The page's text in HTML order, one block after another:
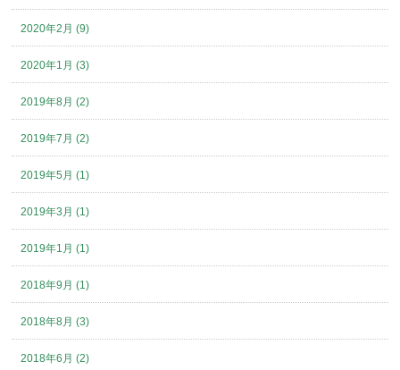
2020年2月 (9)
2020年1月 (3)
2019年8月 (2)
2019年7月 (2)
2019年5月 (1)
2019年3月 (1)
2019年1月 (1)
2018年9月 (1)
2018年8月 (3)
2018年6月 (2)